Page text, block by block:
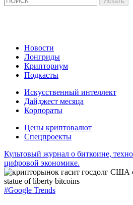
Новости
Лонгриды
Крипториум
Подкасты
Искусственный интеллект
Дайджест месяца
Корпораты
Цены криптовалют
Спецпроекты
Культовый журнал о биткоине,
цифровой экономике.
#Google Trends